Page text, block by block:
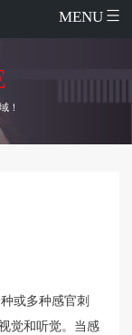
MENU
！
或多种感官刺
觉和听觉。当感